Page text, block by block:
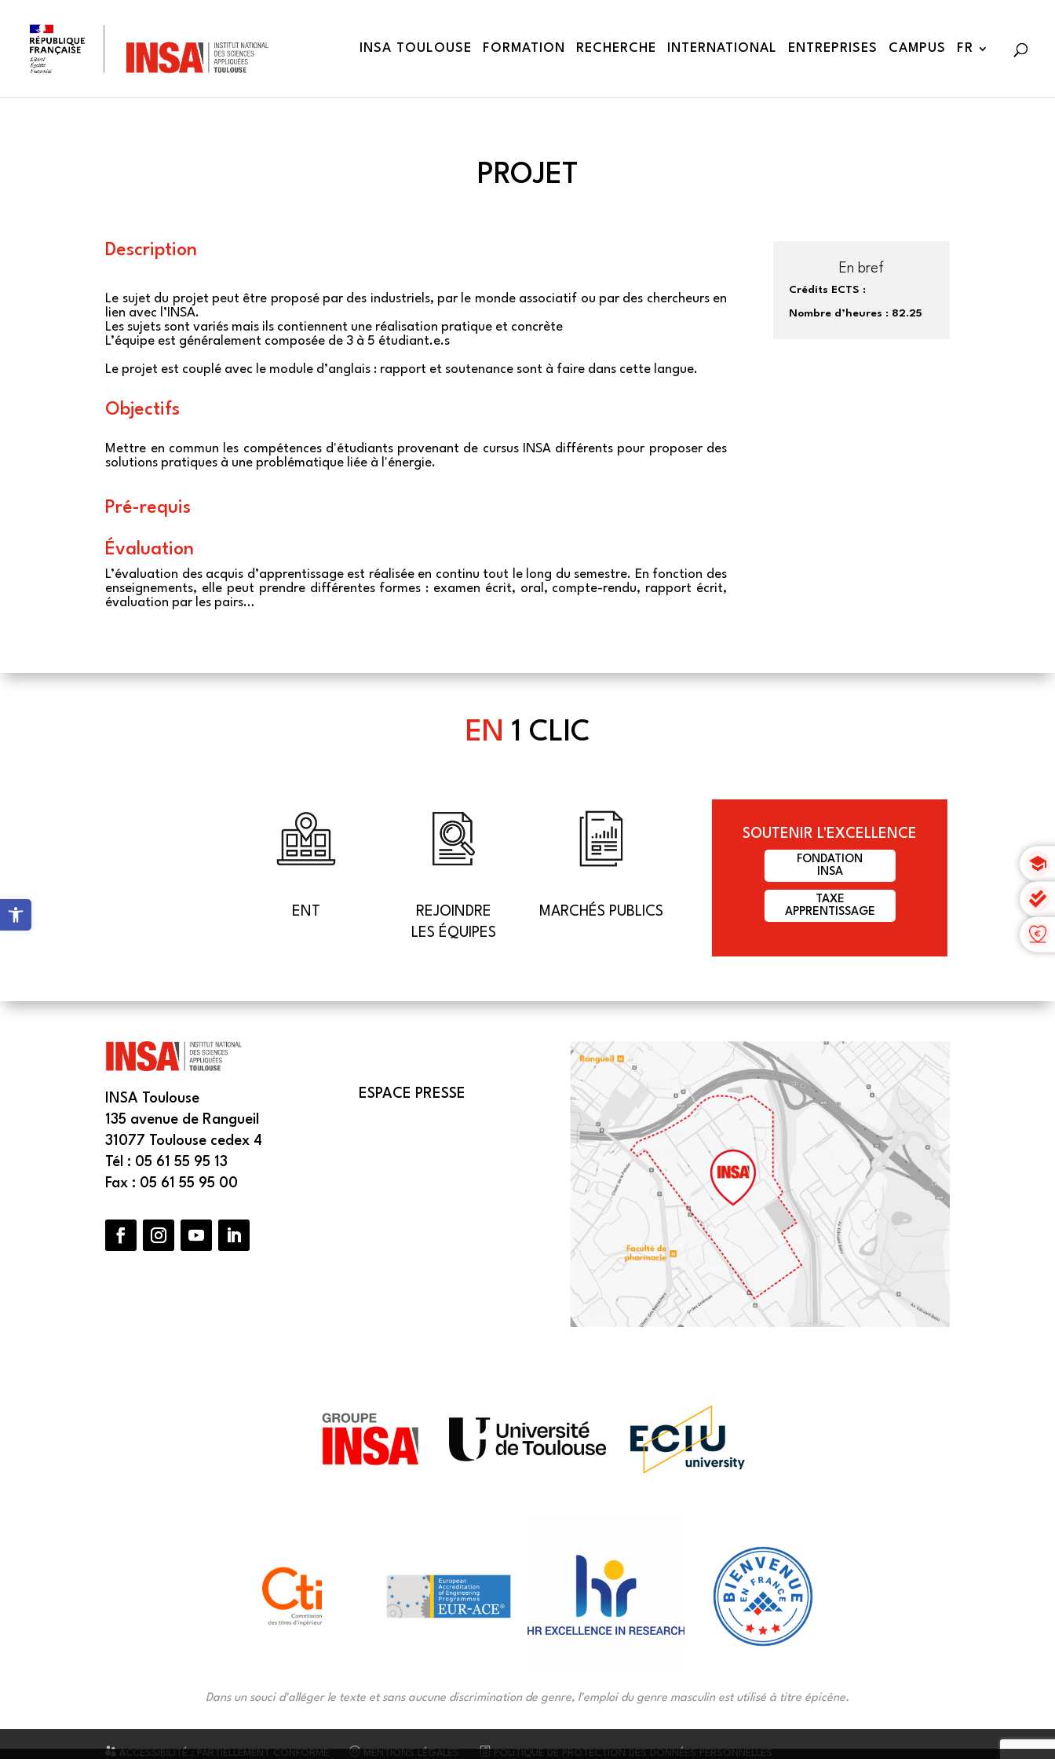
content
Ouvrir la barre d’outils
INSA TOULOUSE FORMATION RECHERCHE INTERNATIONAL ENTREPRISES CAMPUS FR
PROJET
Description
Le sujet du projet peut être proposé par des industriels, par le monde associatif ou par des chercheurs en
lien avec l’INSA.
Les sujets sont variés mais ils contiennent une réalisation pratique et concrète
L’équipe est généralement composée de 3 à 5 étudiant.e.s
Le projet est couplé avec le module d’anglais : rapport et soutenance sont à faire dans cette langue.
Objectifs
Mettre en commun les compétences d'étudiants provenant de cursus INSA différents pour proposer des
solutions pratiques à une problématique liée à l'énergie.
Pré-requis
Évaluation
L’évaluation des acquis d’apprentissage est réalisée en continu tout le long du semestre. En fonction des
enseignements, elle peut prendre différentes formes : examen écrit, oral, compte-rendu, rapport écrit,
évaluation par les pairs…
En bref
Crédits ECTS :
Nombre d’heures : 82.25
EN 1 CLIC
ENT
REJOINDRE
LES ÉQUIPES
MARCHÉS PUBLICS
SOUTENIR L'EXCELLENCE
FONDATION
INSA
TAXE
APPRENTISSAGE
INSA Toulouse
135 avenue de Rangueil
31077 Toulouse cedex 4
Tél : 05 61 55 95 13
Fax : 05 61 55 95 00
ESPACE PRESSE
Dans un souci d'alléger le texte et sans aucune discrimination de genre, l'emploi du genre masculin est utilisé à titre épicène.
ACCESSIBILITÉ : PARTIELLEMENT CONFORME MENTIONS LÉGALES POLITIQUE DE PROTECTION DES DONNÉES PERSONNELLES